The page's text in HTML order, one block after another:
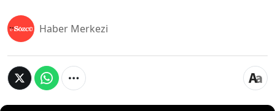
Haber Merkezi